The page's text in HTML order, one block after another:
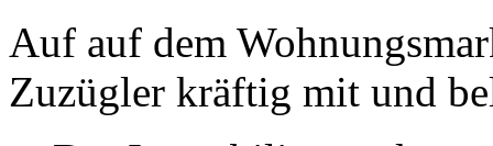
Auf auf dem
Zuzügler kräftig mit und